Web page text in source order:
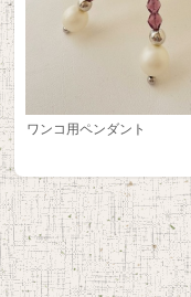
ワンコ用ペンダント